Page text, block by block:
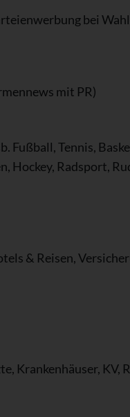
bei
mit PR)
Fußball, Tennis,
Hockey, Radsport,
& Reisen,
Krankenhäuser, KV,